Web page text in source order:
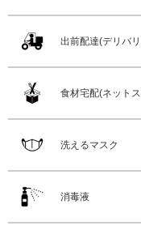
出前配達(デリバ
食材宅配(ネット
洗えるマスク
消毒液